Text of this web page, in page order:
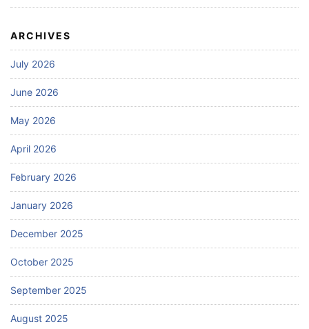
ARCHIVES
July 2026
June 2026
May 2026
April 2026
February 2026
January 2026
December 2025
October 2025
September 2025
August 2025